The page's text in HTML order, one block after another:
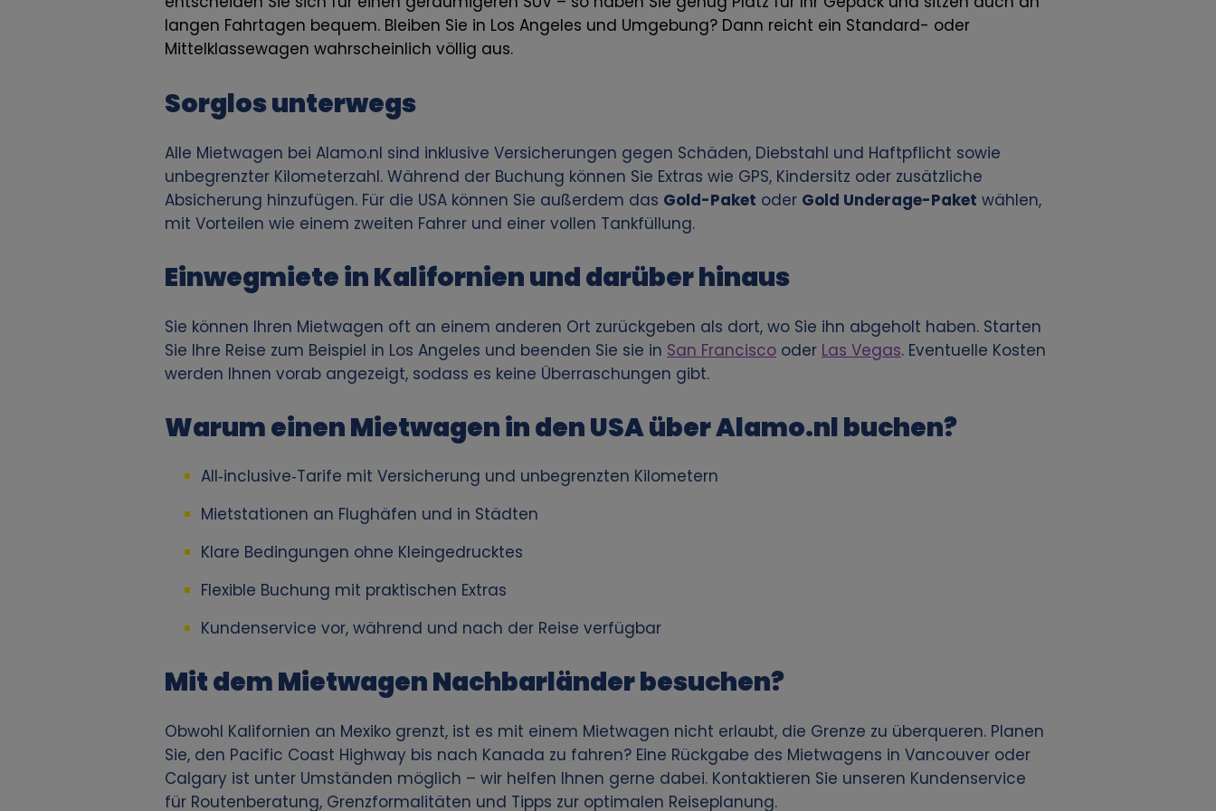
langen Fahrtagen bequem. Bleiben Sie in Los Angeles und Umgebung? Dann reicht ein Standard- oder
Mittelklassewagen wahrscheinlich völlig aus.
Sorglos unterwegs
Alle Mietwagen bei Alamo.nl sind inklusive Versicherungen gegen Schäden, Diebstahl und Haftpflicht sowie
unbegrenzter Kilometerzahl. Während der Buchung können Sie Extras wie GPS, Kindersitz oder zusätzliche
Absicherung hinzufügen. Für die USA können Sie außerdem das Gold-Paket oder Gold Underage-Paket wählen,
mit Vorteilen wie einem zweiten Fahrer und einer vollen Tankfüllung.
Einwegmiete in Kalifornien und darüber hinaus
Sie können Ihren Mietwagen oft an einem anderen Ort zurückgeben als dort, wo Sie ihn abgeholt haben. Starten
Sie Ihre Reise zum Beispiel in Los Angeles und beenden Sie sie in San Francisco oder Las Vegas. Eventuelle Kosten
werden Ihnen vorab angezeigt, sodass es keine Überraschungen gibt.
Warum einen Mietwagen in den USA über Alamo.nl buchen?
All‑inclusive‑Tarife mit Versicherung und unbegrenzten Kilometern
Mietstationen an Flughäfen und in Städten
Klare Bedingungen ohne Kleingedrucktes
Flexible Buchung mit praktischen Extras
Kundenservice vor, während und nach der Reise verfügbar
Mit dem Mietwagen Nachbarländer besuchen?
Obwohl Kalifornien an Mexiko grenzt, ist es mit einem Mietwagen nicht erlaubt, die Grenze zu überqueren. Planen
Sie, den Pacific Coast Highway bis nach Kanada zu fahren? Eine Rückgabe des Mietwagens in Vancouver oder
Calgary ist unter Umständen möglich – wir helfen Ihnen gerne dabei. Kontaktieren Sie unseren Kundenservice
für Routenberatung, Grenzformalitäten und Tipps zur optimalen Reiseplanung.
v
n
p
e
r
s
o
n
e
b
e
z
o
g
e
n